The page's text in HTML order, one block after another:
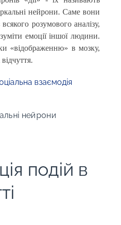
нейрони. Саме вони
розумового аналізу,
емоції іншої людини.
«відображенню» в мозку,
взаємодія
нейрони
подій в